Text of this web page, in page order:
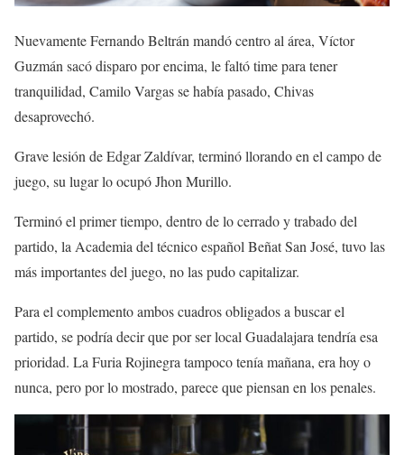
Nuevamente Fernando Beltrán mandó centro al área, Víctor
Guzmán sacó disparo por encima, le faltó time para tener
tranquilidad, Camilo Vargas se había pasado, Chivas
desaprovechó.
Grave lesión de Edgar Zaldívar, terminó llorando en el campo de
juego, su lugar lo ocupó Jhon Murillo.
Terminó el primer tiempo, dentro de lo cerrado y trabado del
partido, la Academia del técnico español Beñat San José, tuvo las
más importantes del juego, no las pudo capitalizar.
Para el complemento ambos cuadros obligados a buscar el
partido, se podría decir que por ser local Guadalajara tendría esa
prioridad. La Furia Rojinegra tampoco tenía mañana, era hoy o
nunca, pero por lo mostrado, parece que piensan en los penales.